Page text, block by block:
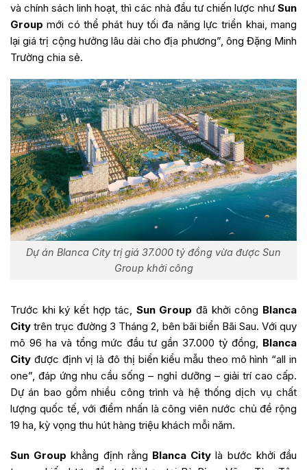
và chính sách linh hoạt, thì các nhà đầu tư chiến lược như Sun
Group mới có thể phát huy tối đa năng lực triển khai, mang
lại giá trị cộng hưởng lâu dài cho địa phương”, ông Đặng Minh
Trường chia sẻ.
Dự án Blanca City trị giá 37.000 tỷ đồng vừa được Sun
Group khởi công
Trước khi ký kết hợp tác, Sun Group đã khởi công Blanca
City trên trục đường 3 Tháng 2, bên bãi biển Bãi Sau. Với quy
mô 96 ha và tổng mức đầu tư gần 37.000 tỷ đồng, Blanca
City được định vị là đô thị biển kiểu mẫu theo mô hình “all in
one”, đáp ứng nhu cầu sống – nghỉ dưỡng – giải trí cao cấp.
Dự án bao gồm nhiều công trình và hệ thống dịch vụ chất
lượng quốc tế, với điểm nhấn là công viên nước chủ đề rộng
19 ha, kỳ vọng thu hút hàng triệu khách mỗi năm.
Sun Group khẳng định rằng Blanca City là bước khởi đầu